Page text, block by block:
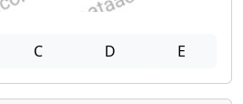
C D E